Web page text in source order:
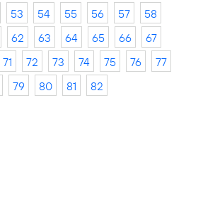
53 54 55 56 57
58
62 63 64 65 66
67
71 72 73 74 75 76
77
79 80 81 82